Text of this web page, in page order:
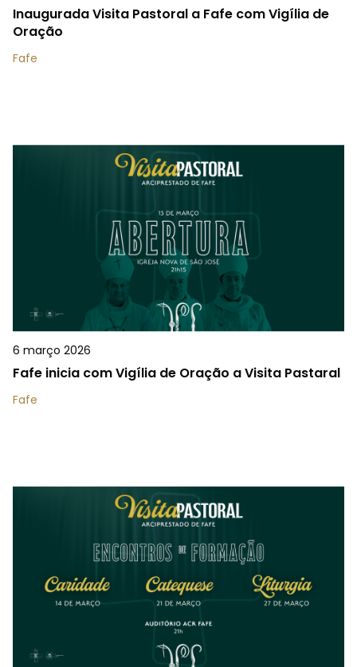
Inaugurada Visita Pastoral a Fafe com Vigília de
Oração
Fafe
6 março 2026
Fafe inicia com Vigília de Oração a Visita Pastaral
Fafe